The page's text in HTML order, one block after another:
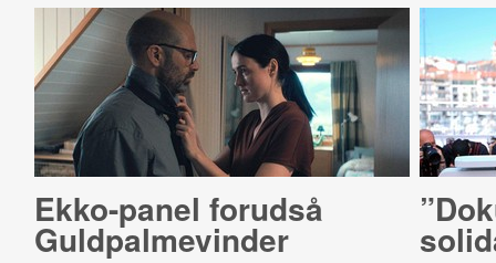
Ekko-panel forudså
Guld­pal­me­vin­der